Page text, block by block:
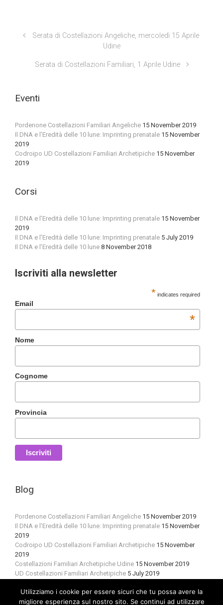
Serata di Costellazioni Angeliche, mercoledì 15 Aprile
Udine
Serata di Costellazioni Familiari, 1 Aprile Udine
Eventi
Pordenone Costellazioni Familiari Angeliche 15 November 2019
Il DNA e l’Eredità delle 10 lune: Imprinting prenatale 15 November
2019
Codroipo UD Costellazioni Familiari Archetipiche 15 November
2019
Corsi
Il DNA e l’Eredità delle 10 lune: Imprinting prenatale 15 November
2019
Il DNA e l’Eredità delle 10 lune: Imprinting prenatale 5 July 2019
Il DNA e l’Eredità delle 10 lune 8 November 2018
Iscriviti alla newsletter
* indicates required
Email
*
Nome
Cognome
Provincia
Blog
Pordenone Costellazioni Familiari Angeliche 15 November 2019
Il DNA e l’Eredità delle 10 lune: Imprinting prenatale 15 November
2019
Codroipo UD Costellazioni Familiari Archetipiche 15 November
2019
Costellazioni Familiari Archetipiche Udine 15 November 2019
UD Costellazioni Familiari Archetipiche 5 July 2019
Utilizziamo i cookie per essere sicuri che tu possa avere la
migliore esperienza sul nostro sito. Se continui ad utilizzare